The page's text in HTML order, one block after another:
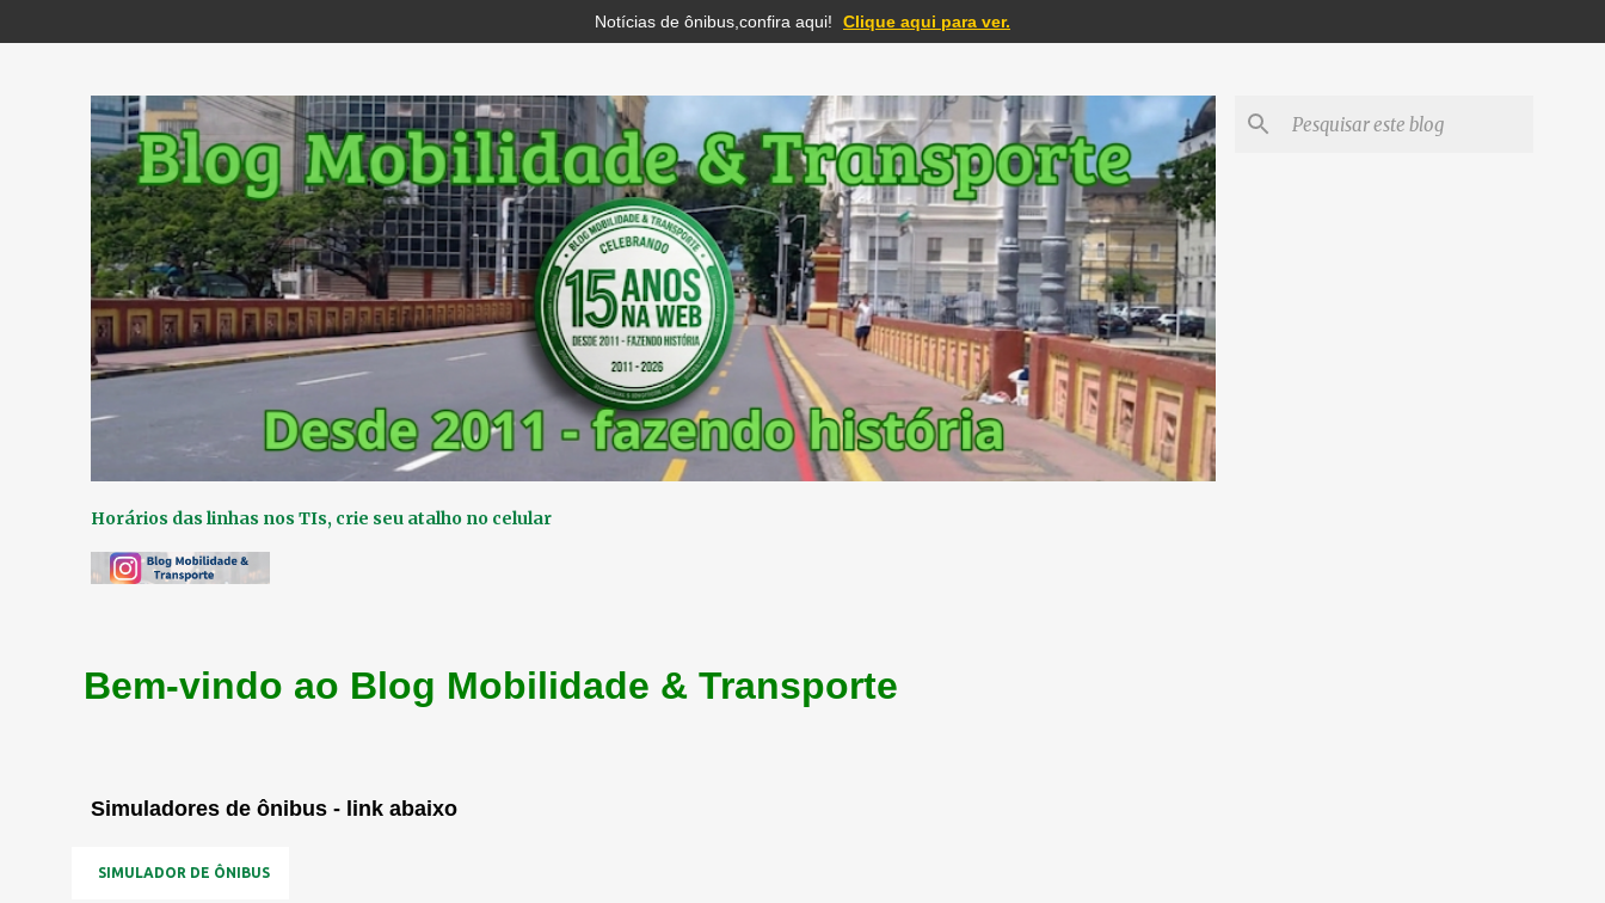
Pular para o conteúdo principal
Horários das linhas nos TIs, crie seu atalho no celular
Notícias de ônibus,confira aqui! Clique aqui para ver.
Bem-vindo ao Blog Mobilidade & Transporte
Simuladores de ônibus - link abaixo
SIMULADOR DE ÔNIBUS